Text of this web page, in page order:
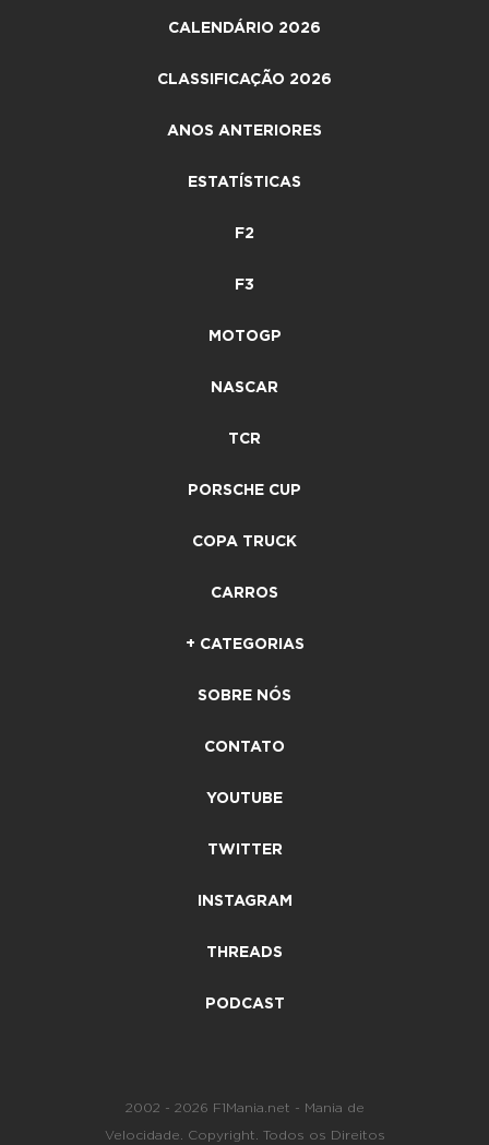
CALENDÁRIO 2026
CLASSIFICAÇÃO 2026
ANOS ANTERIORES
ESTATÍSTICAS
F2
F3
MOTOGP
NASCAR
TCR
PORSCHE CUP
COPA TRUCK
CARROS
+ CATEGORIAS
SOBRE NÓS
CONTATO
YOUTUBE
TWITTER
INSTAGRAM
THREADS
PODCAST
2002 - 2026 F1Mania.net - Mania de
Velocidade. Copyright. Todos os Direitos